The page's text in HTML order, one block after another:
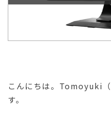
こんにちは。Tomoyuki（
す。